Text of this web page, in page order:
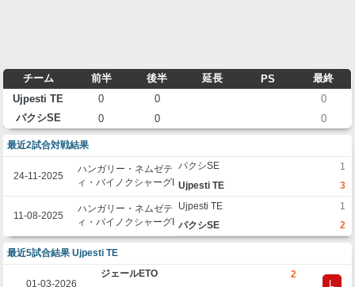
チーム 前半 後半 延長 PS
最終
Ujpesti TE
0 0
0
パクシSE
0 0 0
最近2試合対戦結果
24-11-2025
ハンガリー・ネムゼテ
ィ・バイノクシャーグI
パクシSE
1
Ujpesti TE
3
11-08-2025
ハンガリー・ネムゼテ
ィ・バイノクシャーグI
Ujpesti TE
1
パクシSE
2
最近5試合結果 Ujpesti TE
01-03-2026
ジェールETO
2
L